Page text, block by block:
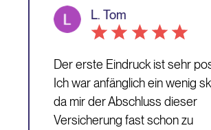
L. Tom
Der erste Eindruck ist sehr
Ich war anfänglich ein wenig
da mir der Abschluss dieser
Versicherung fast schon zu